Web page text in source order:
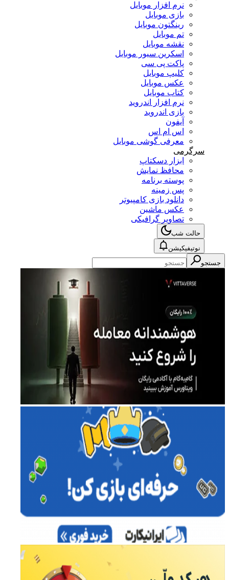
نرم افزار موبایل
بازی موبایل
رینگتون موبایل
تم موبایل
نقشه موبایل
اسکرین سیور موبایل
پاکت پی سی
کلیپ موبایل
عکس موبایل
کتاب موبایل
نرم افزار اندروید
بازی اندروید
آیفون
اس ام اس
معرفی گوشی موبایل
سرگرمی
ابزار دسکتاپ
محافظ نمایش
پوسته برنامه
پس زمینه
دانلود بازی کامپیوتر
عکس ماشین
تصاویر گرافیکی
حالت شب
نوتیفیکیشن
جستجو